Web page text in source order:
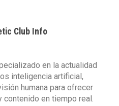
Club Info
en la actualidad
inteligencia artificial,
humana para ofrecer
contenido en tiempo real.